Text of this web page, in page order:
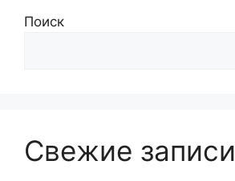
Поиск
Свежие записи